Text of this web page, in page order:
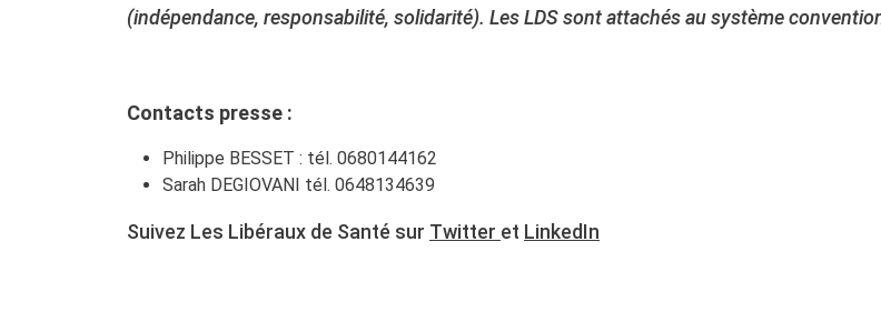
(indépendance, responsabilité, solidarité). Les LDS sont attachés au système
Contacts presse :
Philippe BESSET : tél. 0680144162
Sarah DEGIOVANI tél. 0648134639
Suivez Les Libéraux de Santé sur Twitter et LinkedIn